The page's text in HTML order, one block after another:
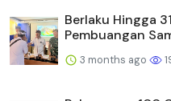
Berlaku Hingga
Pembuangan
3 months ago